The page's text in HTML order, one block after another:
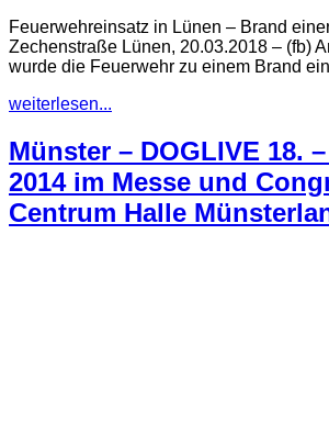
​Feuerwehreinsatz in Lünen – Brand
Zechenstraße Lünen, 20.03.2018 – (fb)
wurde die Feuerwehr zu einem Brand
weiterlesen...
Münster – DOGLIVE 18.
2014 im Messe und
Centrum Halle